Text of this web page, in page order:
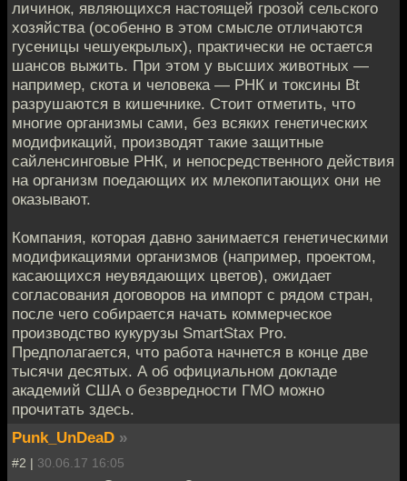
личинок, являющихся настоящей грозой сельского
хозяйства (особенно в этом смысле отличаются
гусеницы чешуекрылых), практически не остается
шансов выжить. При этом у высших животных —
например, скота и человека — РНК и токсины Bt
разрушаются в кишечнике. Стоит отметить, что
многие организмы сами, без всяких генетических
модификаций, производят такие защитные
сайленсинговые РНК, и непосредственного действия
на организм поедающих их млекопитающих они не
оказывают.
Компания, которая давно занимается генетическими
модификациями организмов (например, проектом,
касающихся неувядающих цветов), ожидает
согласования договоров на импорт с рядом стран,
после чего собирается начать коммерческое
производство кукурузы SmartStax Pro.
Предполагается, что работа начнется в конце две
тысячи десятых. А об официальном докладе
академий США о безвредности ГМО можно
прочитать здесь.
Punk_UnDeaD »
#2 | 30.06.17 16:05